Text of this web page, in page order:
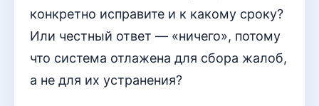
конкретно исправите и к какому сроку?
Или честный ответ — «ничего», потому
что система отлажена для сбора жалоб,
а не для их устранения?